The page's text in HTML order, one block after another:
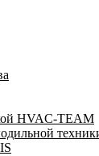
HVAC-TEAM